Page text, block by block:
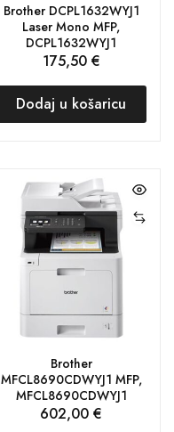
Brother DCPL1632WYJ1
Laser Mono MFP,
DCPL1632WYJ1
175,50 €
Dodaj u košaricu
Brother
MFCL8690CDWYJ1 MFP,
MFCL8690CDWYJ1
602,00€